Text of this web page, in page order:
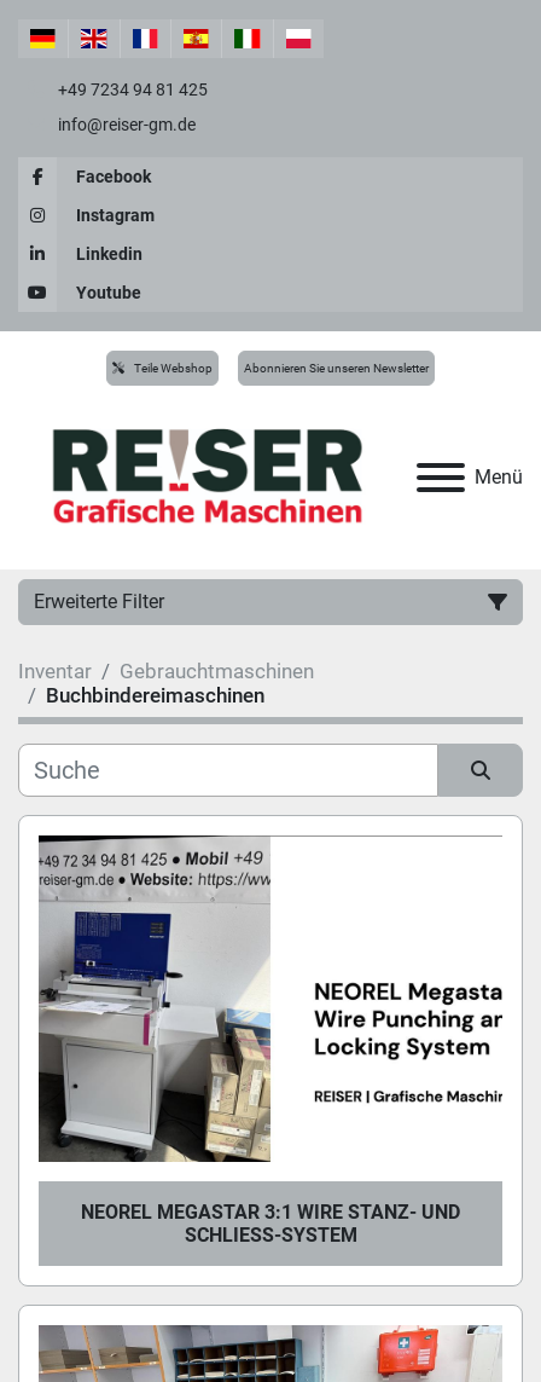
+49 7234 94 81 425
info@reiser-gm.de
Facebook
Instagram
Linkedin
Youtube
Menü
Teile Webshop Abonnieren Sie unseren Newsletter
Erweiterte Filter
Hersteller
Kategorie
Modell
Zustand
Inventar
Gebrauchtmaschinen
Buchbindereimaschinen
Sortieren nach
NEOREL MEGASTAR 3:1 WIRE STANZ- UND
SCHLIESS-SYSTEM